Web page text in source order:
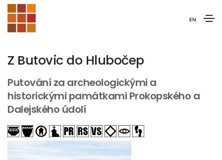
EN
Z Butovic do Hlubočep
Putování za archeologickými a
historickými památkami Prokopského a
Dalejského údolí